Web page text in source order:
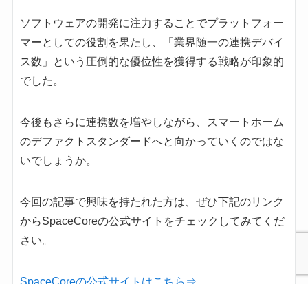
ソフトウェアの開発に注力することでプラットフォー
マーとしての役割を果たし、「業界随一の連携デバイ
ス数」という圧倒的な優位性を獲得する戦略が印象的
でした。
今後もさらに連携数を増やしながら、スマートホーム
のデファクトスタンダードへと向かっていくのではな
いでしょうか。
今回の記事で興味を持たれた方は、ぜひ下記のリンク
からSpaceCoreの公式サイトをチェックしてみてくだ
さい。
SpaceCoreの公式サイトはこちら⇒